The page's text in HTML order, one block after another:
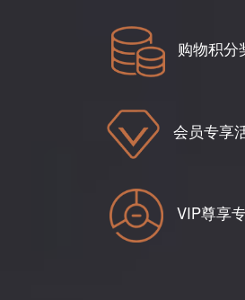
购物积分
会员专享
VIP尊享